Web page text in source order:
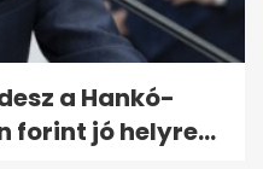
a Hankó-
forint jó helyre...